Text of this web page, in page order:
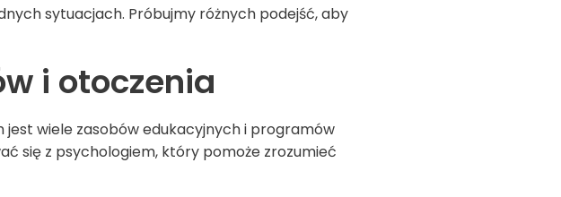
sytuacjach. Próbujmy różnych podejść, aby
i otoczenia
jest wiele zasobów edukacyjnych i programów
się z psychologiem, który pomoże zrozumieć